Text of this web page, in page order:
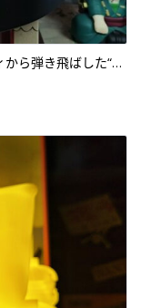
[日版] 一番くじ -革命の炎-D賞 小夜燈 ルフィから弾き飛ばした“痛み”と“疲労”ルームライト